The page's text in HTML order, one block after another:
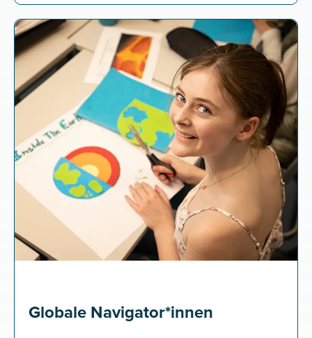
Globale Navigator*innen